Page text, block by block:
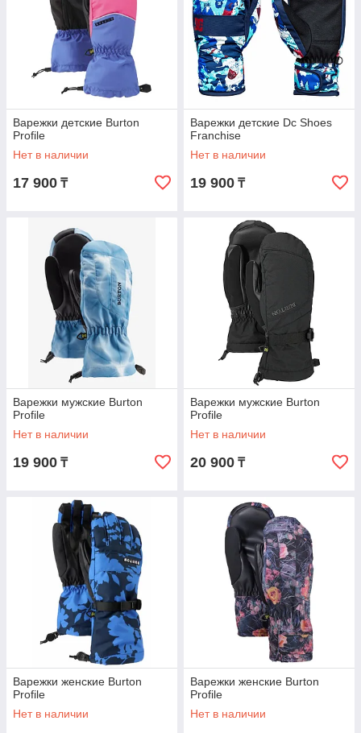
Варежки детские Burton
Profile
Нет в наличии
17 900 ₸
Варежки детские Dc Shoes
Franchise
Нет в наличии
19 900 ₸
Варежки мужские Burton
Profile
Нет в наличии
19 900 ₸
Варежки мужские Burton
Profile
Нет в наличии
20 900 ₸
Варежки женские Burton
Profile
Нет в наличии
Варежки женские Burton
Profile
Нет в наличии